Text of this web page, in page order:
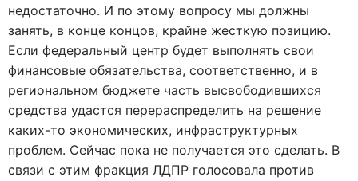
недостаточно. И по этому вопросу мы должны
занять, в конце концов, крайне жесткую позицию.
Если федеральный центр будет выполнять свои
финансовые обязательства, соответственно, и в
региональном бюджете часть высвободившихся
средства удастся перераспределить на решение
каких-то экономических, инфраструктурных
проблем. Сейчас пока не получается это сделать. В
связи с этим фракция ЛДПР голосовала против